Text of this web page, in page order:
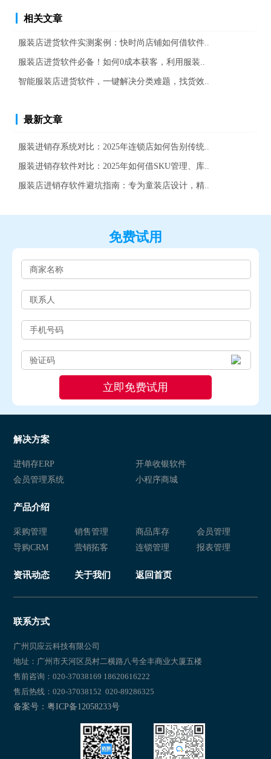
相关文章
服装店进货软件实测案例：快时尚店铺如何借软件..
服装店进货软件必备！如何0成本获客，利用服装..
智能服装店进货软件，一键解决分类难题，找货效..
最新文章
服装进销存系统对比：2025年连锁店如何告别传统..
服装进销存软件对比：2025年如何借SKU管理、库..
服装店进销存软件避坑指南：专为童装店设计，精..
免费试用
解决方案
进销存ERP
开单收银软件
会员管理系统
小程序商城
产品介绍
采购管理 销售管理 商品库存
会员管理
导购CRM
营销拓客 连锁管理 报表管理
资讯动态 关于我们 返回首页
联系方式
广州贝应云科技有限公司
地址：广州市天河区员村二横路八号全丰商业大厦五楼
售前咨询：020-37038169 18620616222
售后热线：020-37038152 020-89286325
备案号：粤ICP备12058233号